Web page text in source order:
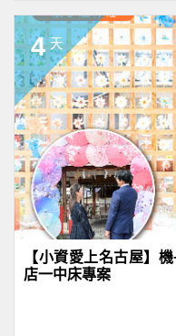
4 天
【小資愛上名古屋】
店一中床專案